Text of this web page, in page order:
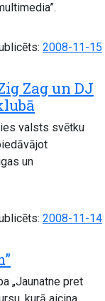
2008-11-15
Zag un DJ
valsts svētku
un
2008-11-14
„Jaunatne pret
kurā aicina